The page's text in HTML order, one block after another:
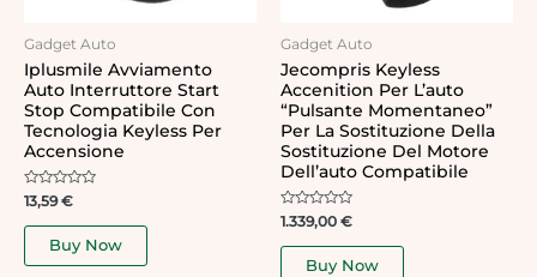
Gadget Auto
Iplusmile Avviamento
Auto Interruttore Start
Stop Compatibile Con
Tecnologia Keyless Per
Accensione
Rated
0
out
13,59€
Buy Now
Gadget Auto
Jecompris Keyless
Accenition Per L’auto
“Pulsante Momentaneo”
Per La Sostituzione Della
Sostituzione Del Motore
Dell’auto Compatibile
Rated
0
out
1.339,00 €
Buy Now